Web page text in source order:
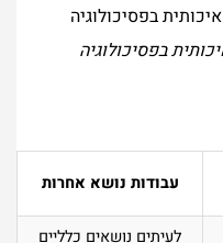
בפסיכולוגיה
עבודות נושא אחרות
לעיתים נושאים כלליים